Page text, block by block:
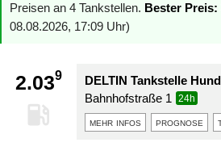
Preisen an 4 Tankstellen. Bester Preis:
08.08.2026, 17:09 Uhr)
2.039
DELTIN Tankstelle
Bahnhofstraße 1
24h
mehr infos prognose